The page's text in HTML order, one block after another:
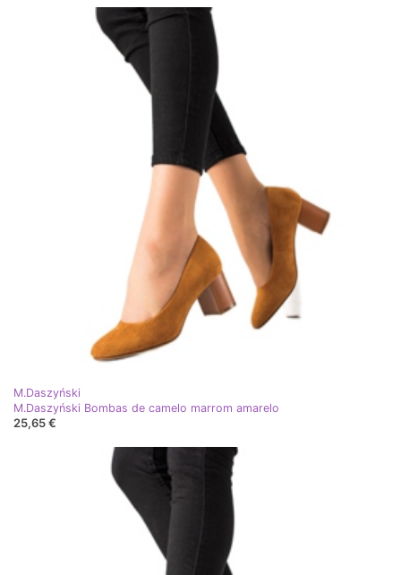
M.Daszyński
M.Daszyński Bombas de camelo marrom amarelo
25,65 €